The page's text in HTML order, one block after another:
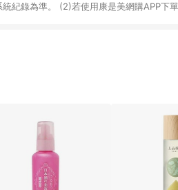
紀錄為準。 (2)若使用康是美網購APP下
亦可於LINE購物網站或APP中的「我的訂